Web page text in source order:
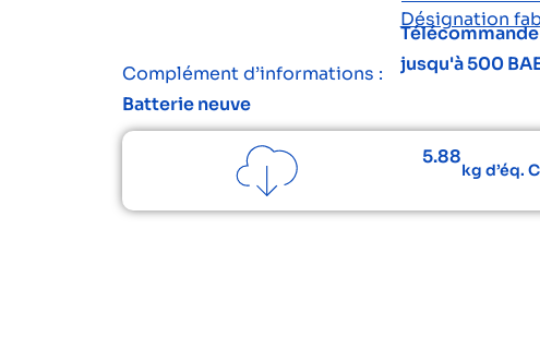
Désignation
jusqu'à 500
Complément d’informations :
Batterie neuve
5.88
kg d’éq.